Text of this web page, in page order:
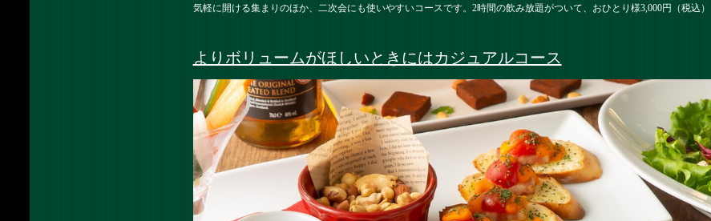
気軽に開ける集まりのほか、二次会にも使いやすいコースです。2時間の飲み放題がついて、おひとり様3,000円（税込
よりボリュームがほしいときにはカジュアルコース